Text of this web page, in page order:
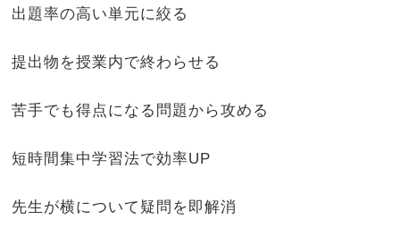
出題率の高い単元に絞る
提出物を授業内で終わらせる
苦手でも得点になる問題から攻める
短時間集中学習法で効率UP
先生が横について疑問を即解消